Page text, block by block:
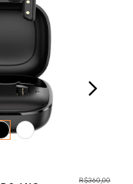
R$360,00